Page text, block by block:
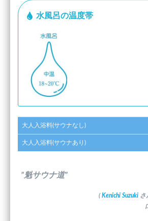
水風呂の温度帯
大人入浴料(サウナなし)
大人入浴料(サウナあり)
”魁サウナ道”
( Kenichi Suzuki さ